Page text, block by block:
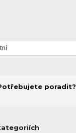
poradit?